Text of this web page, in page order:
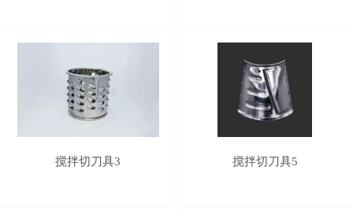
搅拌切刀具3 搅拌切刀具5